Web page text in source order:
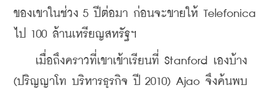
ของเขาในช่วง 5 ปีต่อมา ก่อนจะขายให้ Telefonica
ไป 100 ล้านเหรียญสหรัฐฯ
เมื่อถึงคราวที่เขาเข้าเรียนที่ Stanford เองบ้าง
(ปริญญาโท บริหารธุรกิจ ปี 2010) Ajao จึงค้นพบ